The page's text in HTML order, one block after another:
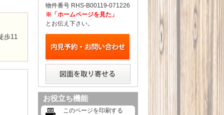
歩11
物件番号 RHS-B00119-071226
※「ホームページを見た」
とお伝え下さい。
お役立ち機能
このページを印刷する